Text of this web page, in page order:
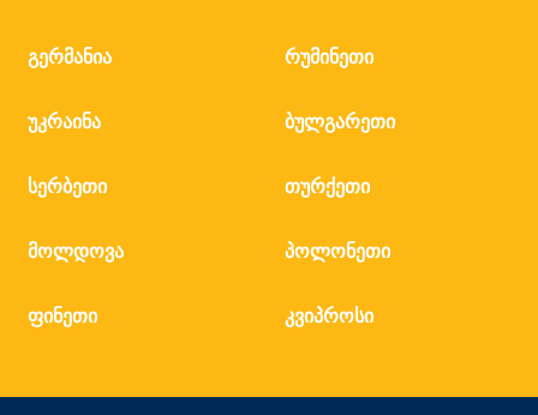
გერმანია რუმინეთი
უკრაინა ბულგარეთი
სერბეთი თურქეთი
მოლდოვა პოლონეთი
ფინეთი კვიპროსი